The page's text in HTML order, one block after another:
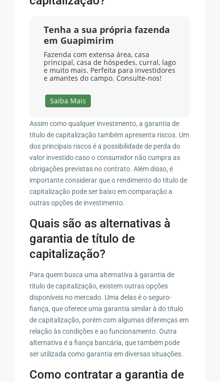
Tenha a sua própria fazenda
em Guapimirim
Fazenda com extensa área, casa
principal, casa de hóspedes, curral, lago
e muito mais. Perfeita para investidores
e amantes do campo. Consulte-nos!
Saiba Mais
Assim como qualquer investimento, a garantia de
título de capitalização também apresenta riscos. Um
dos principais riscos é a possibilidade de perda do
valor investido caso o consumidor não cumpra as
obrigações previstas no contrato. Além disso, é
importante considerar que o rendimento do título de
capitalização pode ser baixo em comparação a
outras opções de investimento.
Quais são as alternativas à
garantia de título de
capitalização?
Para quem busca uma alternativa à garantia de
título de capitalização, existem outras opções
disponíveis no mercado. Uma delas é o seguro-
fiança, que oferece uma garantia similar à do título
de capitalização, porém com algumas diferenças em
relação às condições e ao funcionamento. Outra
alternativa é a fiança bancária, que também pode
ser utilizada como garantia em diversas situações.
Como contratar a garantia de